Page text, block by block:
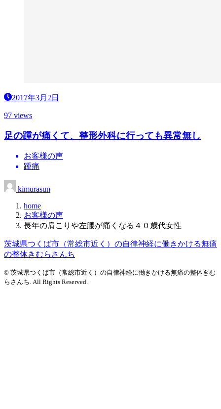
2017年3月2日
97 views
足の踵が痛くて、整形外科に行っても異常無し
お客様の声
踵痛
kimurasun
home
お客様の声
長年の肩こりや左腰が痛くなる４０歳代女性
茨城県つくば市（常総市近く）の自律神経に働きかける無痛
の整体きむらさんち
© 茨城県つくば市（常総市近く）の自律神経に働きかける無痛の整体きむ
らさんち. All Rights Reserved.